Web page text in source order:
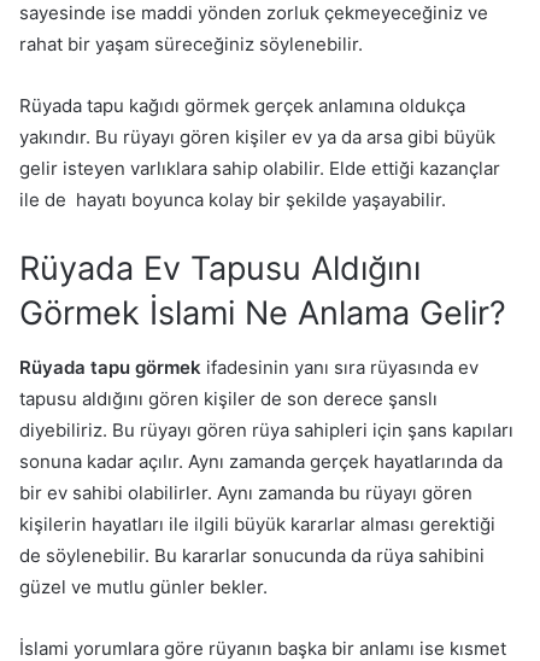
sayesinde ise maddi yönden zorluk çekmeyeceğiniz ve
rahat bir yaşam süreceğiniz söylenebilir.
Rüyada tapu kağıdı görmek gerçek anlamına oldukça
yakındır. Bu rüyayı gören kişiler ev ya da arsa gibi büyük
gelir isteyen varlıklara sahip olabilir. Elde ettiği kazançlar
ile de hayatı boyunca kolay bir şekilde yaşayabilir.
Rüyada Ev Tapusu Aldığını
Görmek İslami Ne Anlama Gelir?
Rüyada tapu görmek ifadesinin yanı sıra rüyasında ev
tapusu aldığını gören kişiler de son derece şanslı
diyebiliriz. Bu rüyayı gören rüya sahipleri için şans kapıları
sonuna kadar açılır. Aynı zamanda gerçek hayatlarında da
bir ev sahibi olabilirler. Aynı zamanda bu rüyayı gören
kişilerin hayatları ile ilgili büyük kararlar alması gerektiği
de söylenebilir. Bu kararlar sonucunda da rüya sahibini
güzel ve mutlu günler bekler.
İslami yorumlara göre rüyanın başka bir anlamı ise kısmet